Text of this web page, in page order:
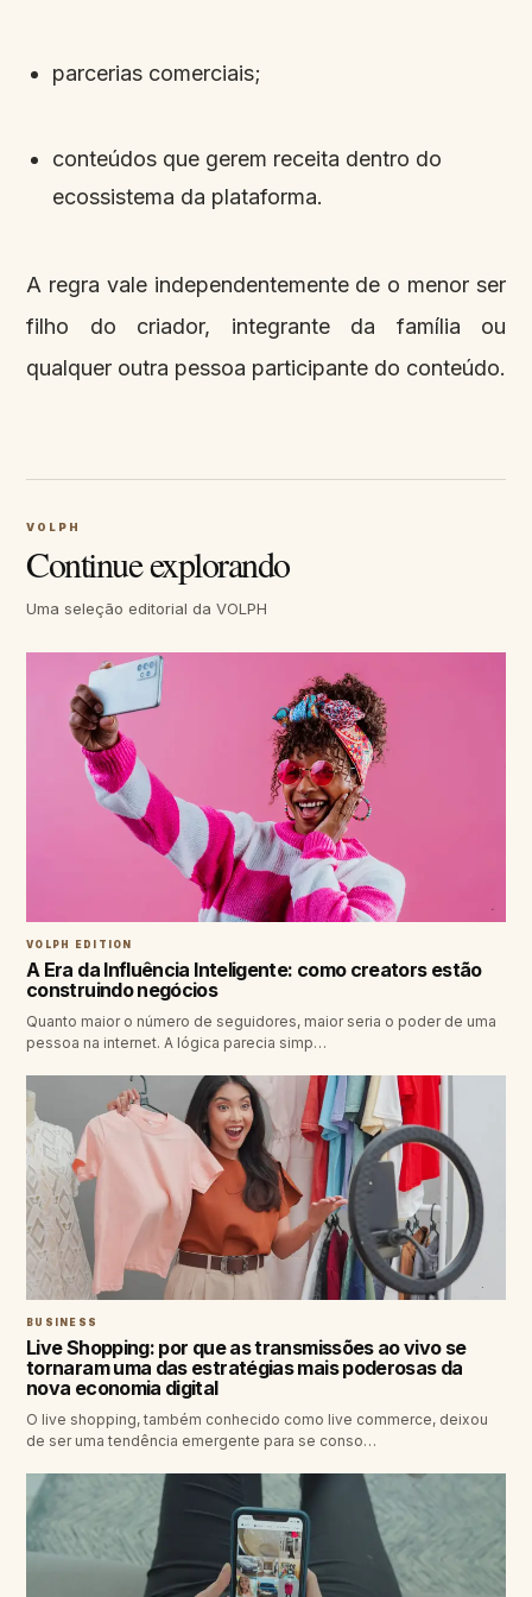
parcerias comerciais;
conteúdos que gerem receita dentro do
ecossistema da plataforma.
A regra vale independentemente de o menor ser
filho do criador, integrante da família ou
qualquer outra pessoa participante do conteúdo.
VOLPH
Continue explorando
Uma seleção editorial da VOLPH
VOLPH EDITION
A Era da Influência Inteligente: como creators estão
construindo negócios
Quanto maior o número de seguidores, maior seria o poder de uma
pessoa na internet. A lógica parecia simp…
BUSINESS
Live Shopping: por que as transmissões ao vivo se
tornaram uma das estratégias mais poderosas da
nova economia digital
O live shopping, também conhecido como live commerce, deixou
de ser uma tendência emergente para se conso…